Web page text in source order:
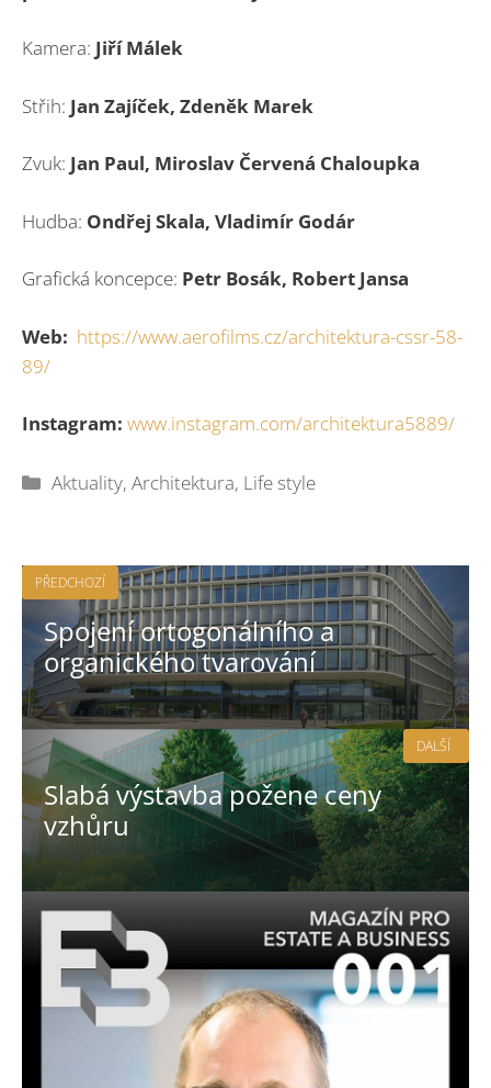
Kamera: Jiří Málek
Střih: Jan Zajíček, Zdeněk Marek
Zvuk: Jan Paul, Miroslav Červená Chaloupka
Hudba: Ondřej Skala, Vladimír Godár
Grafická koncepce: Petr Bosák, Robert Jansa
Web: https://www.aerofilms.cz/architektura-cssr-58-
89/
Instagram: www.instagram.com/architektura5889/
Rubriky
Aktuality,Architektura, Life style
PŘEDCHOZÍ
Spojení ortogonálního a
organického tvarování
Slabá výstavba požene ceny
vzhůru
DALŠÍ